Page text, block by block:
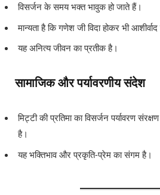
विसर्जन के समय भक्त भावुक हो जाते हैं।
मान्यता है कि गणेश जी विदा होकर भी
यह अनित्य जीवन का प्रतीक है।
सामाजिक और पर्यावरणीय संदेश
मिट्टी की प्रतिमा का विसर्जन पर्यावरण
है।
यह भक्तिभाव और प्रकृति-प्रेम का संगम है।